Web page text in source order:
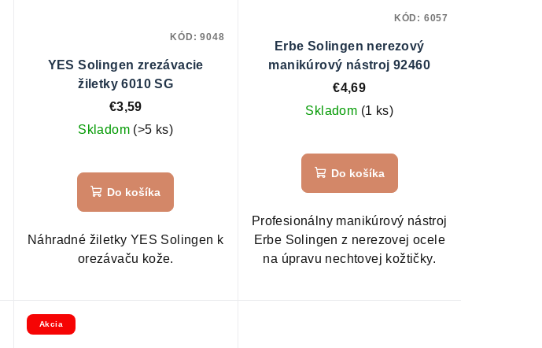
YES Solingen zrezávacie
žiletky 6010 SG
€3,59
Skladom (>5 ks)
Do košíka
Náhradné žiletky YES Solingen k
orezávaču kože.
KÓD:9048
Erbe Solingen nerezový
manikúrový nástroj 92460
€4,69
Skladom (1 ks)
Do košíka
Profesionálny manikúrový nástroj
Erbe Solingen z nerezovej ocele
na úpravu nechtovej kožtičky.
KÓD: 6057
Akcia